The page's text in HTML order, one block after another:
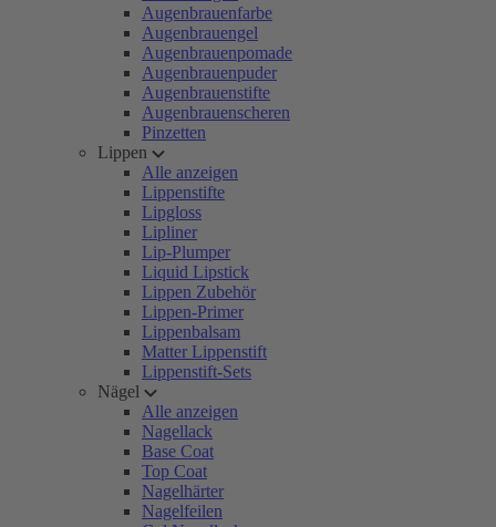
Augenbrauenfarbe
Augenbrauengel
Augenbrauenpomade
Augenbrauenpuder
Augenbrauenstifte
Augenbrauenscheren
Pinzetten
Lippen
Alle anzeigen
Lippenstifte
Lipgloss
Lipliner
Lip-Plumper
Liquid Lipstick
Lippen Zubehör
Lippen-Primer
Lippenbalsam
Matter Lippenstift
Lippenstift-Sets
Nägel
Alle anzeigen
Nagellack
Base Coat
Top Coat
Nagelhärter
Nagelfeilen